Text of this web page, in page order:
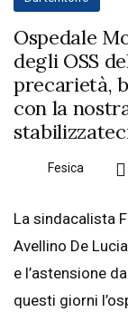
Ospedale
degli OSS
precarietà,
con la
Fesica
La sindacalista
Avellino De
e l’astensione
questi giorni